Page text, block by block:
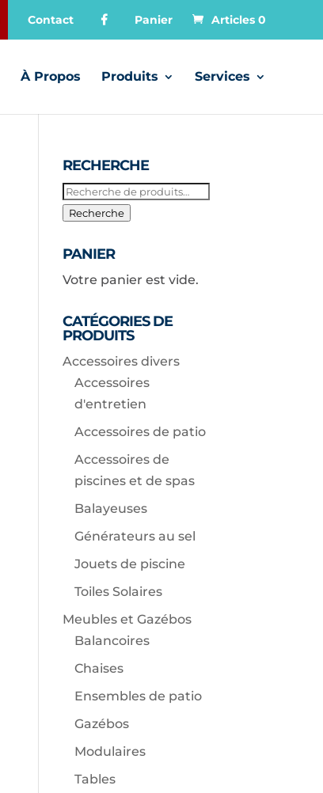
Contact Panier Articles 0
À Propos Produits Services
RECHERCHE
Recherche
pour :
Recherche
PANIER
Votre panier est vide.
CATÉGORIES DE
PRODUITS
Accessoires divers
Accessoires
d'entretien
Accessoires de patio
Accessoires de
piscines et de spas
Balayeuses
Générateurs au sel
Jouets de piscine
Toiles Solaires
Meubles et Gazébos
Balancoires
Chaises
Ensembles de patio
Gazébos
Modulaires
Tables